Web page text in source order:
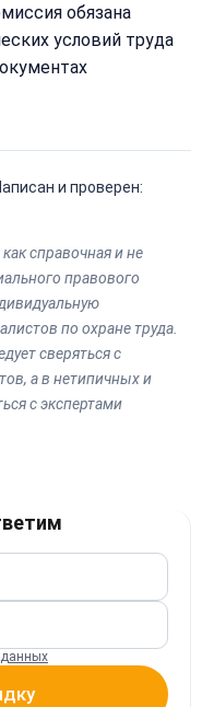
обязана
условий труда
и проверен:
справочная и не
правового
по охране труда.
сверяться с
а в нетипичных и
с экспертами
данных